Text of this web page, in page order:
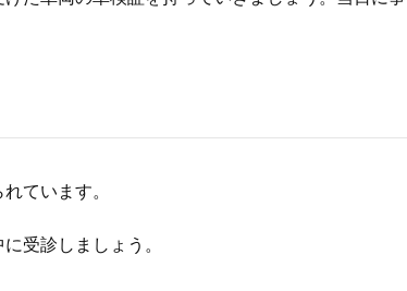
ています。
受診しましょう。